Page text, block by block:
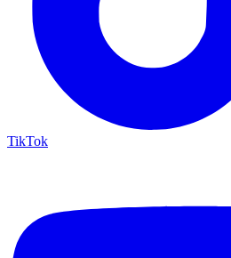
TikTok